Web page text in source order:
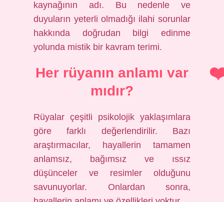
kaynağının adı. Bu nedenle ve
duyuların yeterli olmadığı ilahi sorunlar
hakkında doğrudan bilgi edinme
yolunda mistik bir kavram terimi.
Her rüyanın anlamı var
mıdır?
Rüyalar çeşitli psikolojik yaklaşımlara
göre farklı değerlendirilir. Bazı
araştırmacılar, hayallerin tamamen
anlamsız, bağımsız ve ıssız
düşünceler ve resimler olduğunu
savunuyorlar. Onlardan sonra,